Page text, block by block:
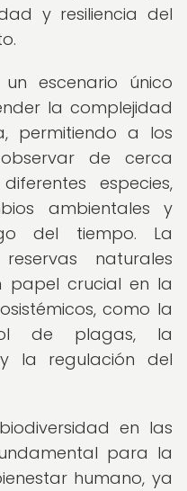
y resiliencia del
escenario único
la complejidad
permitiendo a los
de cerca
especies,
ambientales y
del tiempo. La
naturales
papel crucial en la
como la
de plagas, la
la regulación del
en las
para la
humano, ya